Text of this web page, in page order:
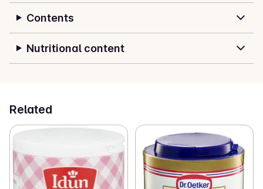
Contents
Nutritional content
Related